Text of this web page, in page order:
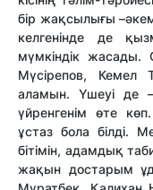
бір жақсылығы
келгенінде де
мүмкіндік жасады.
Мүсірепов, Кемел
аламын. Үшеуі де
үйренгенім өте
ұстаз бола білді.
бітімін, адамдық
жақын достарым